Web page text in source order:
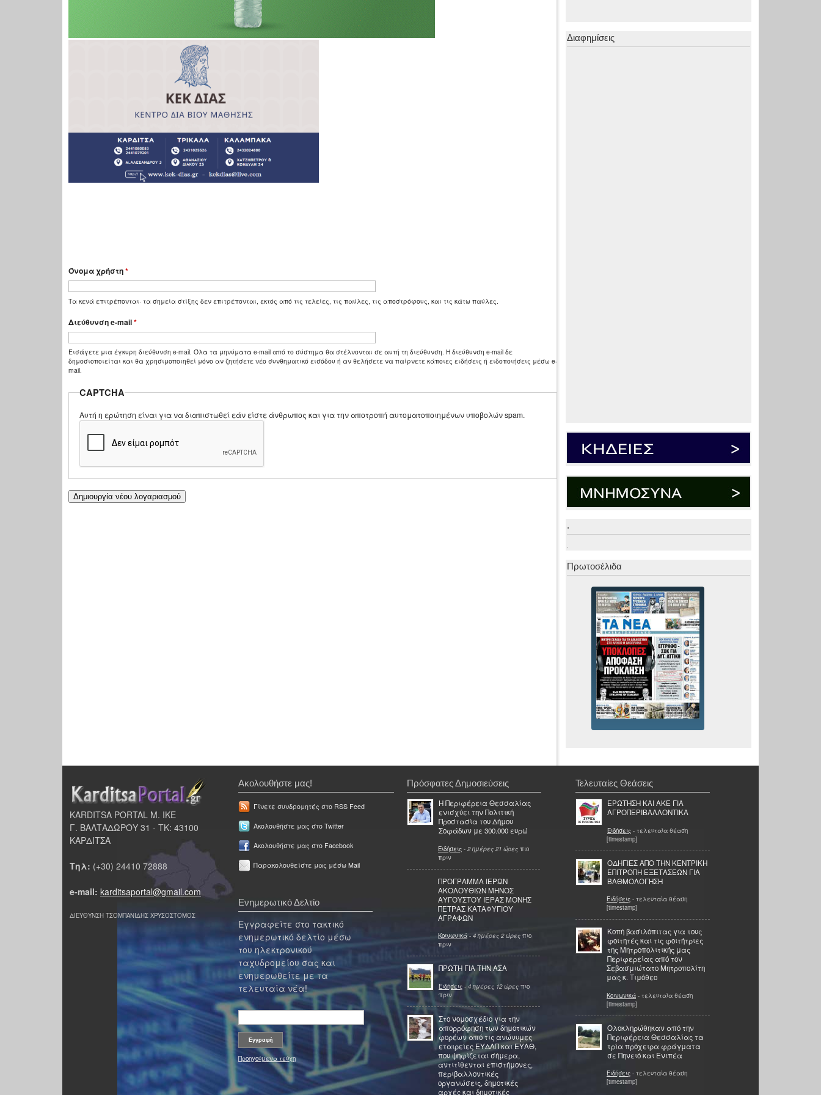
Όνομα χρήστη*
Τα κενά επιτρέπονται· τα σημεία στίξης δεν επιτρέπονται, εκτός από τις τελείες, τις παύλες, τις αποστρόφους, και τις κάτω παύλες.
Διεύθυνση e-mail*
Εισάγετε μια έγκυρη διεύθυνση e-mail. Όλα τα μηνύματα e-mail από το σύστημα θα στέλνονται σε αυτή τη διεύθυνση. Η διεύθυνση e-mail δε
δημοσιοποιείται και θα χρησιμοποιηθεί μόνο αν ζητήσετε νέο συνθηματικό εισόδου ή αν θελήσετε να παίρνετε κάποιες ειδήσεις ή ειδοποιήσεις μέσω e-
mail.
CAPTCHA
Αυτή η ερώτηση είναι για να διαπιστωθεί εάν είστε άνθρωπος και για την αποτροπή αυτοματοποιημένων υποβολών spam.
Διαφημίσεις
.
.
Πρωτοσέλιδα
KARDITSA PORTAL Μ. ΙΚΕ
Γ. ΒΑΛΤΑΔΩΡΟΥ 31 - ΤΚ: 43100
ΚΑΡΔΙΤΣΑ
Τηλ: (+30) 24410 72888
e-mail: karditsaportal@gmail.com
ΔΙΕΥΘΥΝΣΗ ΤΣΟΜΠΑΝΙΔΗΣ ΧΡΥΣΟΣΤΟΜΟΣ
Ακολουθήστε μας!
Γίνετε συνδρομητές στο RSS Feed
Ακολουθήστε μας στο Twitter
Ακολουθήστε μας στο Facebook
Παρακολουθείστε μας μέσω Mail
Ενημερωτικό Δελτίο
Εγγραφείτε στο τακτικό
ενημερωτικό δελτίο μέσω
του ηλεκτρονικού
ταχυδρομείου σας και
ενημερωθείτε με τα
τελευταία νέα!
Προηγούμενα τεύχη
Πρόσφατες Δημοσιεύσεις
Η Περιφέρεια Θεσσαλίας
ενισχύει την Πολιτική
Προστασία του Δήμου
Σοφάδων με 300.000 ευρώ
Ειδήσεις - 2 ημέρες 21 ώρες πιο
πριν
ΠΡΟΓΡΑΜΜΑ ΙΕΡΩΝ
ΑΚΟΛΟΥΘΙΩΝ ΜΗΝΟΣ
ΑΥΓΟΥΣΤΟΥ ΙΕΡΑΣ ΜΟΝΗΣ
ΠΕΤΡΑΣ ΚΑΤΑΦΥΓΙΟΥ
ΑΓΡΑΦΩΝ
Κοινωνικά - 4 ημέρες 2 ώρες πιο
πριν
ΠΡΩΤΗ ΓΙΑ ΤΗΝ ΑΣΑ
Ειδήσεις - 4 ημέρες 12 ώρες πιο
πριν
Στο νομοσχέδιο για την
απορρόφηση των δημοτικών
φορέων από τις ανώνυμες
εταιρείες ΕΥΔΑΠ και ΕΥΑΘ,
που ψηφίζεται σήμερα,
αντιτίθενται επιστήμονες,
περιβαλλοντικές
οργανώσεις, δημοτικές
αρχές και δημοτικές
Τελευταίες Θεάσεις
ΕΡΩΤΗΣΗ ΚΑΙ ΑΚΕ ΓΙΑ
ΑΓΡΟΠΕΡΙΒΑΛΛΟΝΤΙΚΑ
Ειδήσεις - τελευταία θέαση
[timestamp]
ΟΔΗΓΙΕΣ ΑΠΟ ΤΗΝ ΚΕΝΤΡΙΚΗ
ΕΠΙΤΡΟΠΗ ΕΞΕΤΑΣΕΩΝ ΓΙΑ
ΒΑΘΜΟΛΟΓΗΣΗ
Ειδήσεις - τελευταία θέαση
[timestamp]
Κοπή βασιλόπιτας για τους
φοιτητές και τις φοιτήτριες
της Μητροπολιτικής μας
Περιφερείας από τον
Σεβασμιώτατο Μητροπολίτη
μας κ. Τιμόθεο
Κοινωνικά - τελευταία θέαση
[timestamp]
Ολοκληρώθηκαν από την
Περιφέρεια Θεσσαλίας τα
τρία πρόχειρα φράγματα
σε Πηνειό και Ενιπέα
Ειδήσεις - τελευταία θέαση
[timestamp]